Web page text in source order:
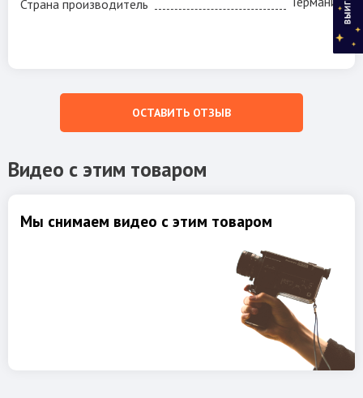
Страна производитель
ОСТАВИТЬ ОТЗЫВ
Видео с этим товаром
Мы снимаем видео с этим товаром